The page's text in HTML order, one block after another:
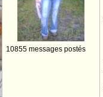
10855 messages postés